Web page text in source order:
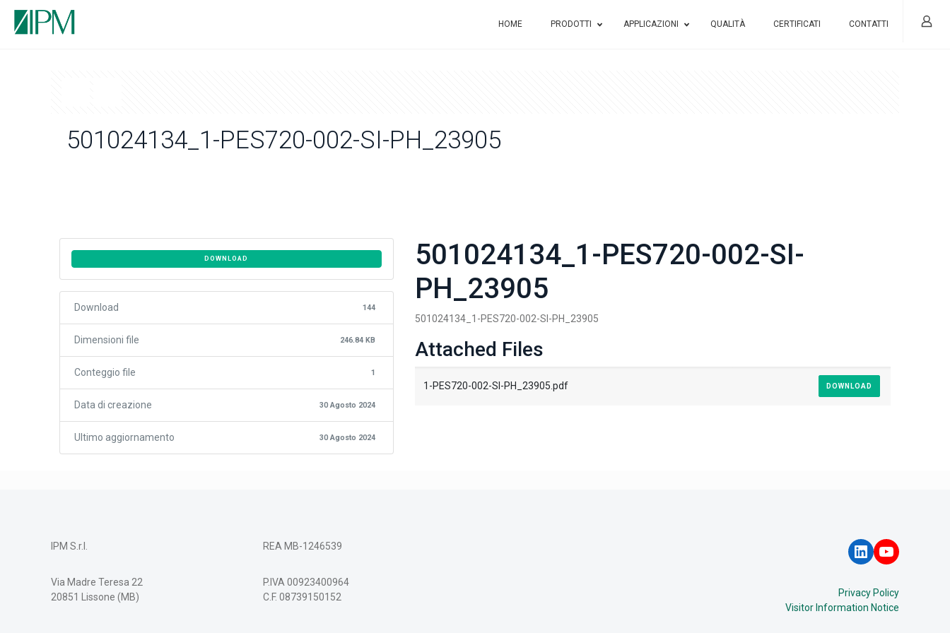
HOME PRODOTTI APPLICAZIONI QUALITÀ CERTIFICATI CONTATTI
501024134_1-PES720-002-SI-PH_23905
DOWNLOAD
Download 144
Dimensioni file 246.84 KB
Conteggio file 1
Data di creazione 30 Agosto 2024
Ultimo aggiornamento 30 Agosto 2024
501024134_1-PES720-002-SI-
PH_23905
501024134_1-PES720-002-SI-PH_23905
Attached Files
1-PES720-002-SI-PH_23905.pdf DOWNLOAD
IPM S.r.l.
Via Madre Teresa 22
20851 Lissone (MB)
REA MB-1246539
P.IVA 00923400964
C.F. 08739150152
LinkedIn
YouTube
Privacy Policy
Visitor Information Notice